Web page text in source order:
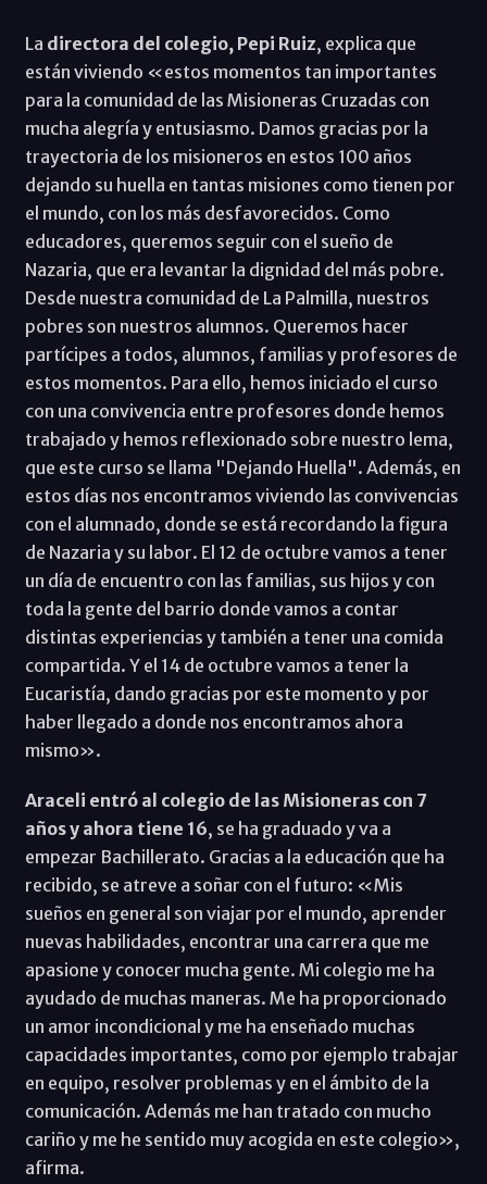
La directora del colegio, Pepi Ruiz, explica que
están viviendo «estos momentos tan importantes
para la comunidad de las Misioneras Cruzadas con
mucha alegría y entusiasmo. Damos gracias por la
trayectoria de los misioneros en estos 100 años
dejando su huella en tantas misiones como tienen por
el mundo, con los más desfavorecidos. Como
educadores, queremos seguir con el sueño de
Nazaria, que era levantar la dignidad del más pobre.
Desde nuestra comunidad de La Palmilla, nuestros
pobres son nuestros alumnos. Queremos hacer
partícipes a todos, alumnos, familias y profesores de
estos momentos. Para ello, hemos iniciado el curso
con una convivencia entre profesores donde hemos
trabajado y hemos reflexionado sobre nuestro lema,
que este curso se llama "Dejando Huella". Además, en
estos días nos encontramos viviendo las convivencias
con el alumnado, donde se está recordando la figura
de Nazaria y su labor. El 12 de octubre vamos a tener
un día de encuentro con las familias, sus hijos y con
toda la gente del barrio donde vamos a contar
distintas experiencias y también a tener una comida
compartida. Y el 14 de octubre vamos a tener la
Eucaristía, dando gracias por este momento y por
haber llegado a donde nos encontramos ahora
mismo».
Araceli entró al colegio de las Misioneras con 7
años y ahora tiene 16, se ha graduado y va a
empezar Bachillerato. Gracias a la educación que ha
recibido, se atreve a soñar con el futuro: «Mis
sueños en general son viajar por el mundo, aprender
nuevas habilidades, encontrar una carrera que me
apasione y conocer mucha gente. Mi colegio me ha
ayudado de muchas maneras. Me ha proporcionado
un amor incondicional y me ha enseñado muchas
capacidades importantes, como por ejemplo trabajar
en equipo, resolver problemas y en el ámbito de la
comunicación. Además me han tratado con mucho
cariño y me he sentido muy acogida en este colegio»,
afirma.